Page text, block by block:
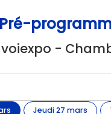
Pré-
-
jeudi 27 mars